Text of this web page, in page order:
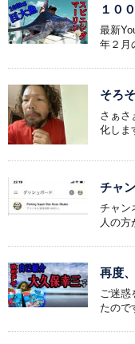
１０
最新
年２月
そろ
さぁさ
化しま
チャ
チャン
人の方
再度
ご迷惑
たので